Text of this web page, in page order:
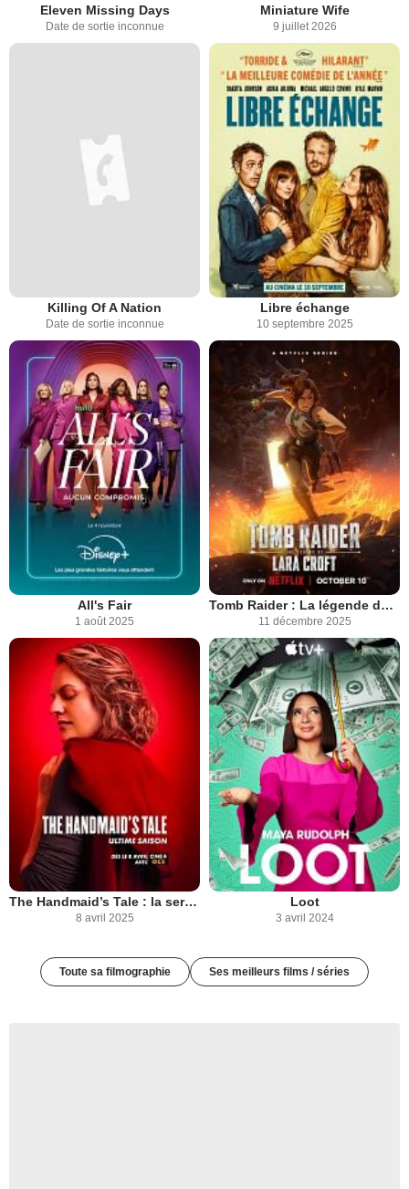
Eleven Missing Days
Date de sortie inconnue
Miniature Wife
9 juillet 2026
Killing Of A Nation
Date de sortie inconnue
Libre échange
10 septembre 2025
All's Fair
1 août 2025
Tomb Raider : La légende de Lara Croft
11 décembre 2025
The Handmaid’s Tale : la servante écarlate
8 avril 2025
Loot
3 avril 2024
Toute sa filmographie Ses meilleurs films / séries